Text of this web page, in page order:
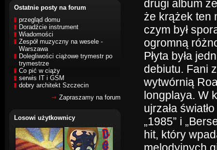
Ostatnie posty na forum
przegląd domu
Doradźcie instrument
Wiadomości
Zespół muzyczny na wesele -
Warszawa
Dolegliwości ciążowe trymestr po
trymestrze
Co pić w ciąży
serwis IT i GSM
dobry architekt Szczecin
Zapraszamy na forum
Losowi użytkownicy
drugi album
że krążek ten
czym był
ogromną
Płyta była
debiutu. Fani
wytwórnią
longplaya. W
ujrzała
„1985” i
hit, który